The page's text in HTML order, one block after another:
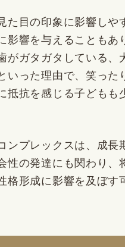
た目の印象に影響しや
影響を与えることもあ
がガタガタしている、
いった理由で、笑った
抵抗を感じる子どもも
ンプレックスは、成長
性の発達にも関わり、
格形成に影響を及ぼす